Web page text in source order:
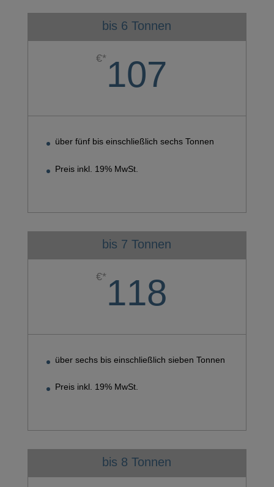
bis 6 Tonnen
€* 107
über fünf bis einschließlich sechs Tonnen
Preis inkl. 19% MwSt.
bis 7 Tonnen
€* 118
über sechs bis einschließlich sieben Tonnen
Preis inkl. 19% MwSt.
bis 8 Tonnen